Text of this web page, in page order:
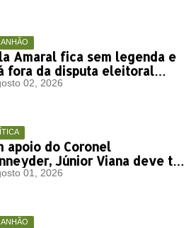
Amaral fica sem legenda e
fora da disputa eleitoral
ano
02, 2026
apoio do Coronel
Júnior Viana deve ter
expressiva em Timon
01, 2026